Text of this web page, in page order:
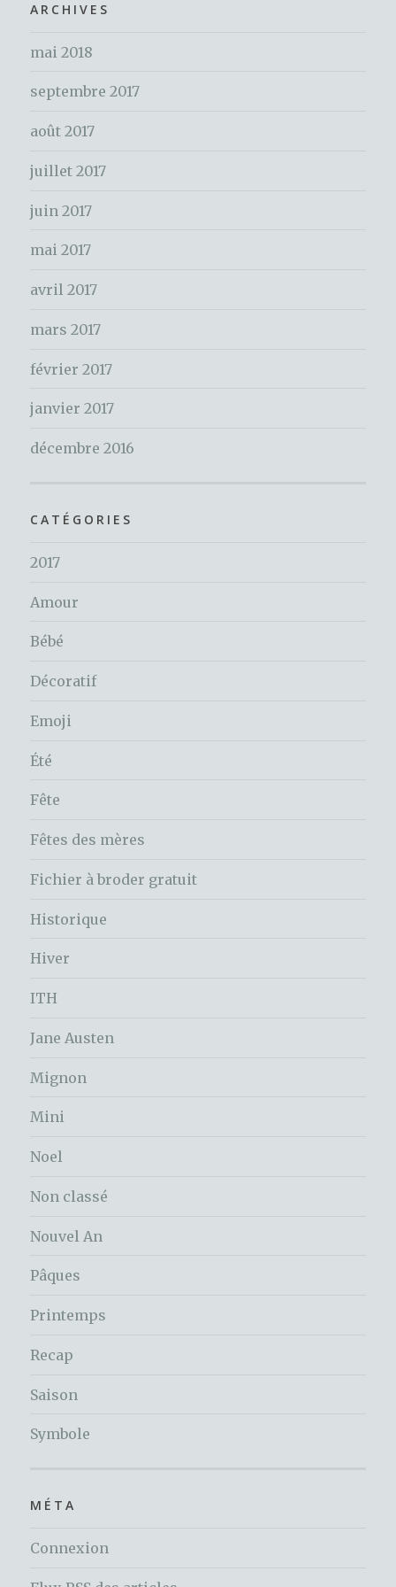
k
h
r
e
:
ARCHIVES
mai 2018
septembre 2017
août 2017
juillet 2017
juin 2017
mai 2017
avril 2017
mars 2017
février 2017
janvier 2017
décembre 2016
CATÉGORIES
2017
Amour
Bébé
Décoratif
Emoji
Été
Fête
Fêtes des mères
Fichier à broder gratuit
Historique
Hiver
ITH
Jane Austen
Mignon
Mini
Noel
Non classé
Nouvel An
Pâques
Printemps
Recap
Saison
Symbole
MÉTA
Connexion